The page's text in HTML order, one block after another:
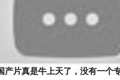
产片真是牛上天了，没有一个